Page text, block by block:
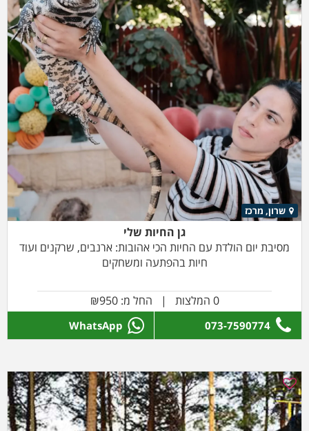
שרון, מרכז
גן החיות שלי
מסיבת יום הולדת עם החיות הכי אהובות: ארנבים, שרקנים ועוד
חיות בהפתעה ומשחקים
0 המלצות | החל מ: ₪950
073-7590774
WhatsApp